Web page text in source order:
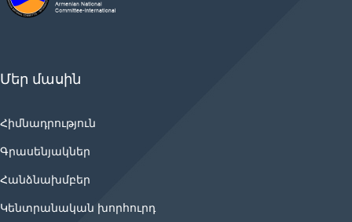
Մեր մասին
Հիմնադրություն
Գրասենյակներ
Հանձնախմբեր
Կենտրանական խորհուրդ